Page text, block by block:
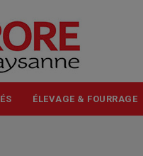
ÉLEVAGE & FOURRAGE